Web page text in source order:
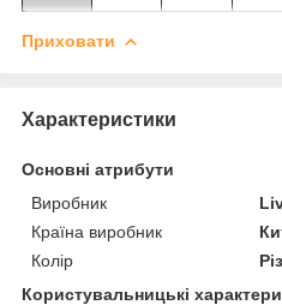
Приховати
Характеристики
Основні атрибути
Виробник
Країна виробник
Колір
Користувальницькі